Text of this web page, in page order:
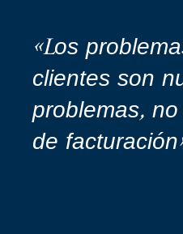
«Los
clientes son
problemas,
de